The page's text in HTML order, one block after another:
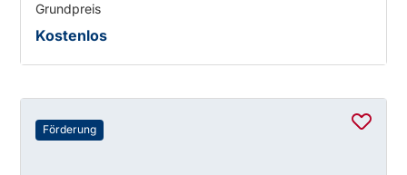
Grundpreis
Kostenlos
Förderung